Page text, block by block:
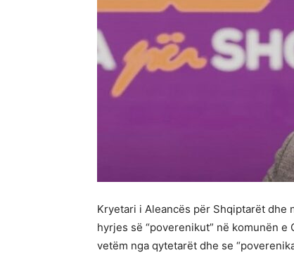
Kryetari i Aleancës për Shqiptarët dhe
hyrjes së “poverenikut” në komunën
vetëm nga qytetarët dhe se